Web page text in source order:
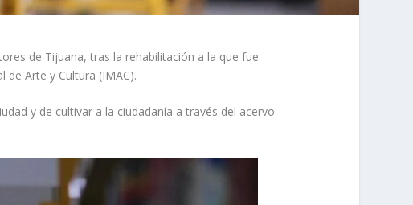
de Tijuana, tras la rehabilitación a la que fue
Arte y Cultura (IMAC).
y de cultivar a la ciudadanía a través del acervo